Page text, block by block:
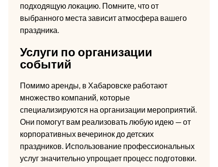
подходящую локацию. Помните, что от
выбранного места зависит атмосфера вашего
праздника.
Услуги по организации
событий
Помимо аренды, в Хабаровске работают
множество компаний, которые
специализируются на организации мероприятий.
Они помогут вам реализовать любую идею — от
корпоративных вечеринок до детских
праздников. Использование профессиональных
услуг значительно упрощает процесс подготовки.